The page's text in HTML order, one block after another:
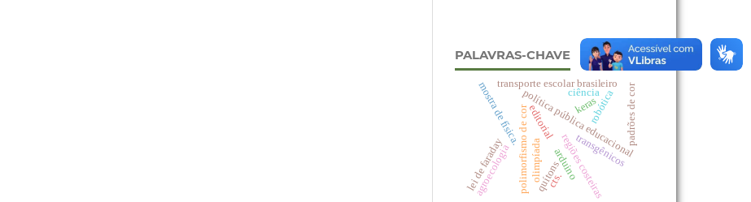
PALAVRAS-CHAVE
editorial
olimpíada
política pública educacional
transporte escolar brasileiro padrões de cor
polimorfismo de cor quítonsregiões costeiras
robótica
keras
mostra de física.
transgênicos
cts.
agroecologia
lei de faraday
ciência
arduino